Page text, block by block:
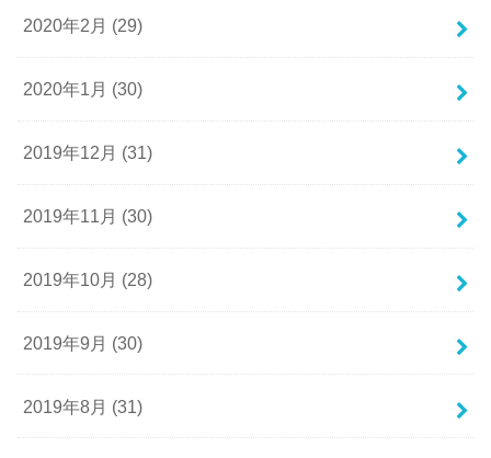
2020年2月 (29)
2020年1月 (30)
2019年12月 (31)
2019年11月 (30)
2019年10月 (28)
2019年9月 (30)
2019年8月 (31)